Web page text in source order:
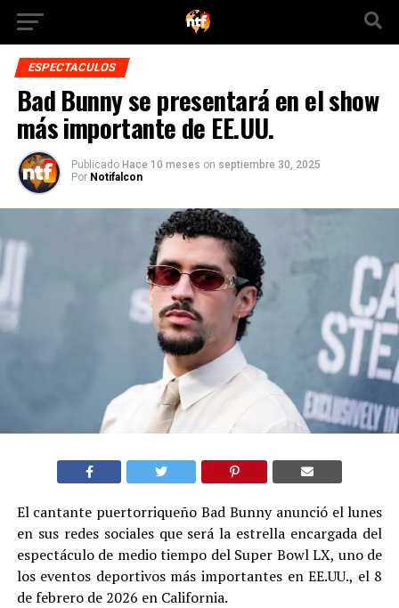
ESPECTACULOS
Bad Bunny se presentará en el show
más importante de EE.UU.
Publicado Hace 10 meses on septiembre 30, 2025
Por Notifalcon
El cantante puertorriqueño Bad Bunny anunció el lunes
en sus redes sociales que será la estrella encargada del
espectáculo de medio tiempo del Super Bowl LX, uno de
los eventos deportivos más importantes en EE.UU., el 8
de febrero de 2026 en California.